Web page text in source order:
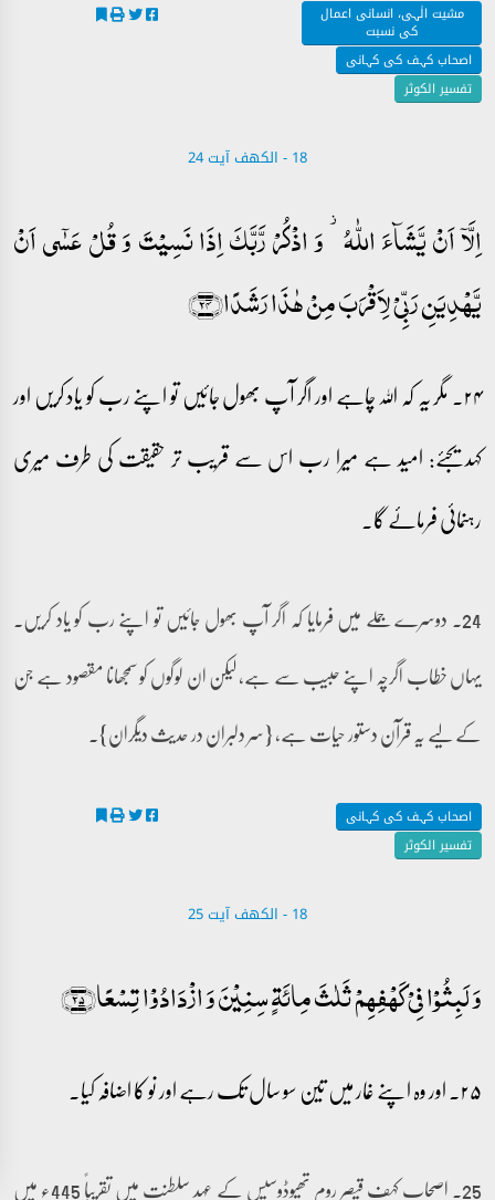
مشیت الٰہی، انسانی اعمال
کی نسبت
اصحاب کہف کی کہانی
تفسیر الکوثر
18 - ‎الكهف آیت 24
اِلَّاۤ اَنۡ یَّشَآءَ اللّٰہُ ۫ وَ اذۡکُرۡ رَّبَّکَ اِذَا نَسِیۡتَ وَ قُلۡ عَسٰۤی اَنۡ
یَّہۡدِیَنِ رَبِّیۡ لِاَقۡرَبَ مِنۡ ہٰذَا رَشَدًا﴿۲۴﴾
۲۴۔ مگر یہ کہ اللہ چاہے اور اگر آپ بھول جائیں تو اپنے رب کو یاد کریں اور
کہدیجئے: امید ہے میرا رب اس سے قریب تر حقیقت کی طرف میری
رہنمائی فرمائے گا۔
24۔ دوسرے جملے میں فرمایا کہ اگر آپ بھول جائیں تو اپنے رب کو یاد کریں۔
یہاں خطاب اگرچہ اپنے حبیب سے ہے، لیکن ان لوگوں کو سمجھانا مقصود ہے جن
کے لیے یہ قرآن دستور حیات ہے، {سر دلبران در حدیث دیگران}۔
اصحاب کہف کی کہانی
تفسیر الکوثر
18 - ‎الكهف آیت 25
وَ لَبِثُوۡا فِیۡ کَہۡفِہِمۡ ثَلٰثَ مِائَۃٍ سِنِیۡنَ وَ ازۡدَادُوۡا تِسۡعًا﴿۲۵﴾
۲۵۔ اور وہ اپنے غار میں تین سو سال تک رہے اور نو کا اضافہ کیا۔
25۔ اصحاب کہف قیصر روم تھیوڈوسیس کے عہد سلطنت میں تقریباً 445ء میں